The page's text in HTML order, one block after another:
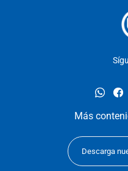
Más
Descarga